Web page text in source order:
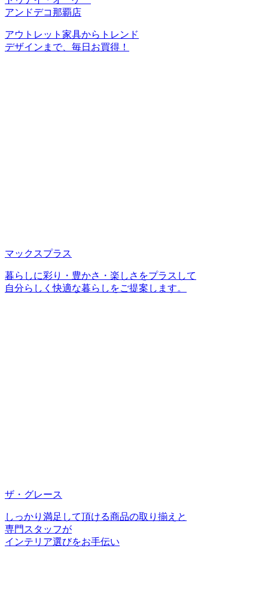
アンドデコ那覇店
アウトレット家具からトレンド
デザインまで、毎日お買得！
マックスプラス
暮らしに彩り・豊かさ・楽しさをプラスして
自分らしく快適な暮らしをご提案します。
ザ・グレース
しっかり満足して頂ける商品の取り揃えと
専門スタッフが
インテリア選びをお手伝い